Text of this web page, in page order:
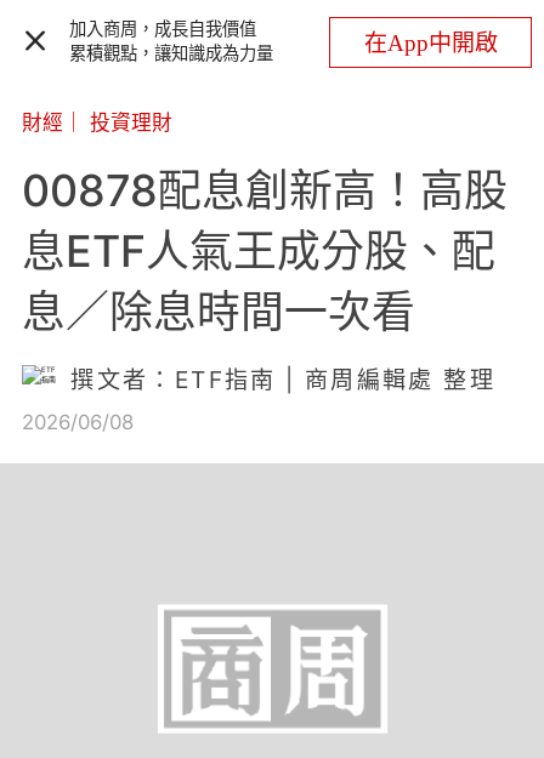
加入商周，成長自我價值
累積觀點，讓知識成為力量
在App中開啟
財經 投資理財
00878配息創新高！高股
息ETF人氣王成分股、配
息／除息時間一次看
撰文者：ETF指南 | 商周編輯處 整理
2026/06/08